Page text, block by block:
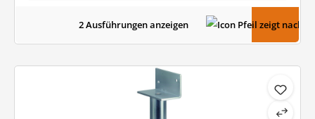
2 Ausführungen anzeigen